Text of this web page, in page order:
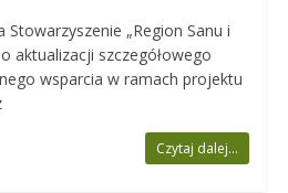
Stowarzyszenie „Region Sanu i
aktualizacji szczegółowego
wsparcia w ramach projektu
Czytaj dalej...